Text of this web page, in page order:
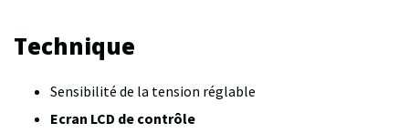
Technique
Sensibilité de la tension réglable
Ecran LCD de contrôle